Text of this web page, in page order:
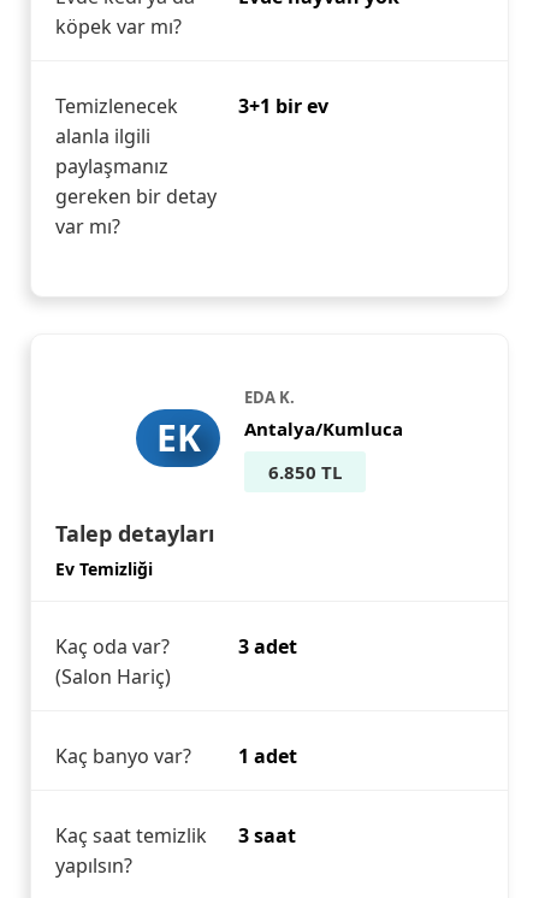
köpek var mı?
Temizlenecek
alanla ilgili
paylaşmanız
gereken bir detay
var mı?
3+1 bir ev
EK
EDA K.
Antalya/Kumluca
6.850 TL
Talep detayları
Ev Temizliği
Kaç oda var?
(Salon Hariç)
3 adet
Kaç banyo var? 1 adet
Kaç saat temizlik
yapılsın?
3 saat